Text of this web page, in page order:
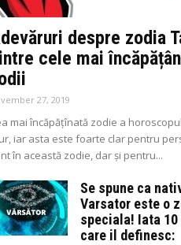
despre zodia
cele mai
27, 2019
mai încăpățînată zodie a
iar asta este foarte clar pentru
în această zodie, dar și pentru...
Se spune ca
Varsator este o
speciala! Iata
care il definesc: